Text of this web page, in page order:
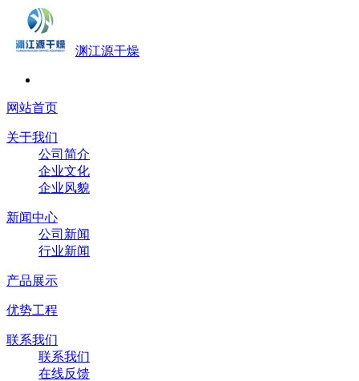
渊江源干燥
网站首页
关于我们
公司简介
企业文化
企业风貌
新闻中心
公司新闻
行业新闻
产品展示
优势工程
联系我们
联系我们
在线反馈